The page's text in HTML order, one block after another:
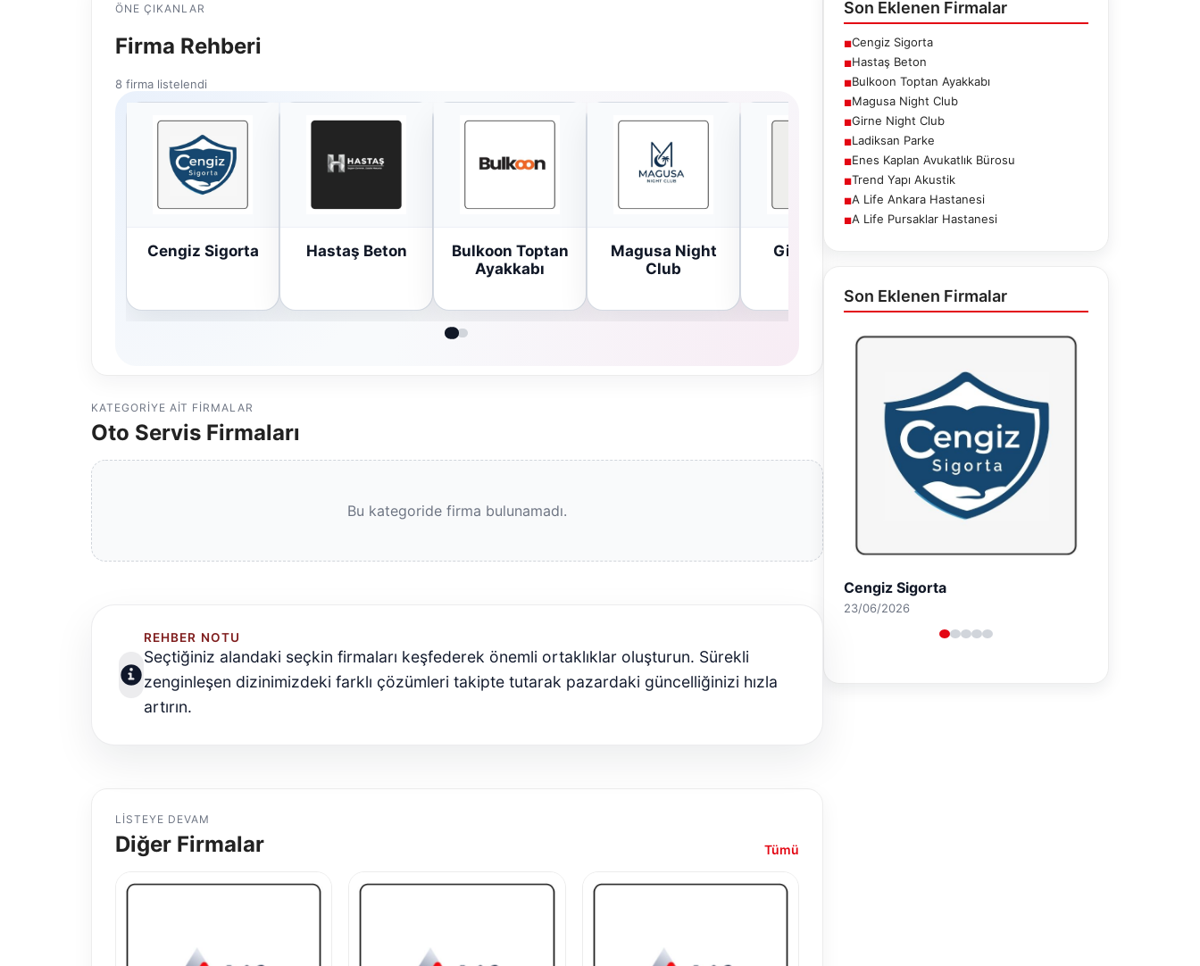
ÖNE ÇIKANLAR
Firma Rehberi
8 firma listelendi
Cengiz Sigorta Hastaş Beton
Bulkoon Toptan
Ayakkabı
Magusa Night
Club
Girne Night
KATEGORIYE AIT FIRMALAR
Oto Servis Firmaları
Bu kategoride firma bulunamadı.
REHBER NOTU
Seçtiğiniz alandaki seçkin firmaları keşfederek önemli ortaklıklar oluşturun. Sürekli
zenginleşen dizinimizdeki farklı çözümleri takipte tutarak pazardaki güncelliğinizi hızla
artırın.
LISTEYE DEVAM
Diğer Firmalar Tümü
Son Eklenen Firmalar
■Cengiz Sigorta
■Hastaş Beton
■Bulkoon Toptan Ayakkabı
■Magusa Night Club
■Girne Night Club
■Ladiksan Parke
■Enes Kaplan Avukatlık Bürosu
■Trend Yapı Akustik
■A Life Ankara Hastanesi
■A Life Pursaklar Hastanesi
Son Eklenen Firmalar
Hastaş Beton
26/05/2026